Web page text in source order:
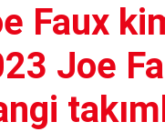
Faux
Joe